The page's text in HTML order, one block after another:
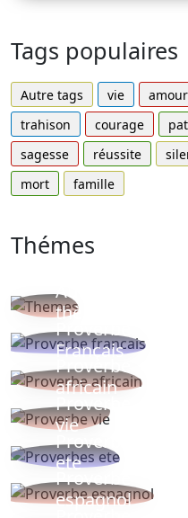
Tags populaires
Autre tags vie amour
trahison
courage
sagesse
réussite
mort
famille
Thémes
Autres
thèmes
Proverbe
Français
Proverbe
africain
Proverbe
vie
Proverbes
ete
Proverbe
espagnol